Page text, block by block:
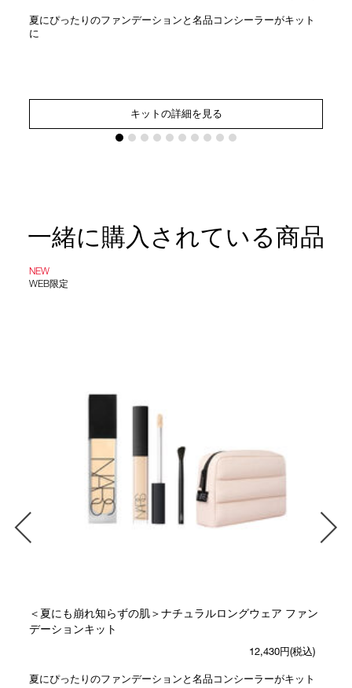
夏にぴったりのファンデーションと名品コンシーラーがキット
に
キットの詳細を見る
一緒に購入されている商品
NEW
WEB限定
＜夏にも崩れ知らずの肌＞ナチュラルロングウェア ファン
デーションキット
12,430円(税込)
夏にぴったりのファンデーションと名品コンシーラーがキット